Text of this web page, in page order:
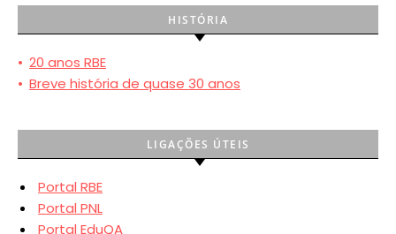
HISTÓRIA
• 20 anos RBE
• Breve história de quase 30 anos
LIGAÇÕES ÚTEIS
Portal RBE
Portal PNL
Portal EduQA